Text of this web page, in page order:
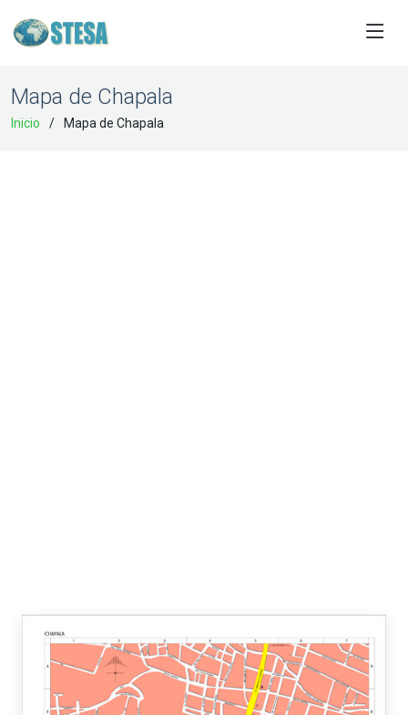
Mapa de Chapala
Inicio Mapa de Chapala